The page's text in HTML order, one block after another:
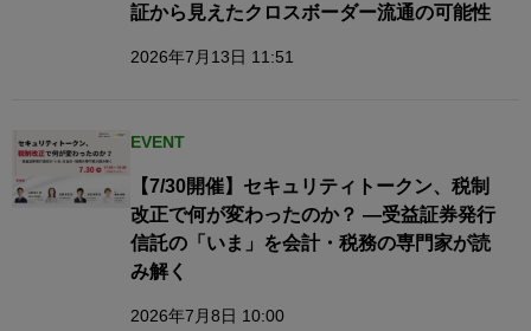
証から見えたクロスボーダー流通の可能性
2026年7月13日 11:51
EVENT
【7/30開催】セキュリティトークン、税制
改正で何が変わったのか？ ―受益証券発行
信託の「いま」を会計・税務の専門家が読
み解く
2026年7月8日 10:00